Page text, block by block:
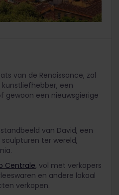
van de Renaissance, zal
een
gewoon een nieuwsgierige
van David, een
ter wereld,
Centrale, vol met verkopers
en andere lokaal
verkopen.